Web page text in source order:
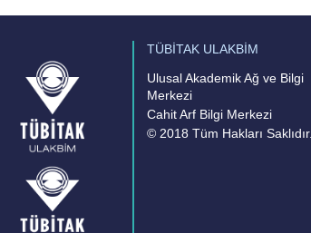
TÜBİTAK ULAKBİM
Ulusal Akademik Ağ ve Bilgi
Merkezi
Cahit Arf Bilgi Merkezi
© 2018 Tüm Hakları Saklıdır.